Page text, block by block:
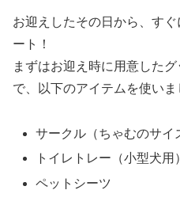
お迎えしたその日から、す
ート！
まずはお迎え時に用意した
で、以下のアイテムを使いま
サークル（ちゃむのサイ
トイレトレー（小型犬用）
ペットシーツ